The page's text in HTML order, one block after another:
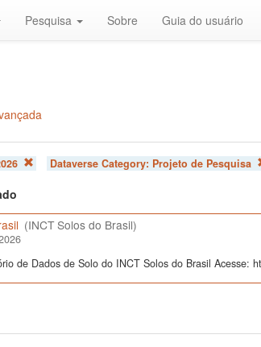
Pesquisa Sobre Guia do usuário
Dataverse Category: Projeto de Pesquisa
(INCT Solos do Brasil)
de Dados de Solo do INCT Solos do Brasil Acesse: